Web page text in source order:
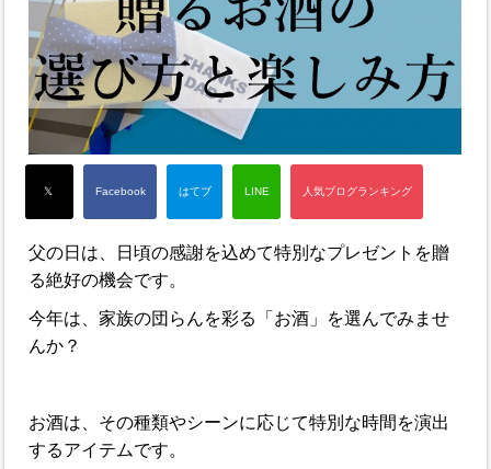
父の日は、日頃の感謝を込めて特別なプレゼントを贈
る絶好の機会です。
今年は、家族の団らんを彩る「お酒」を選んでみませ
んか？
お酒は、その種類やシーンに応じて特別な時間を演出
するアイテムです。